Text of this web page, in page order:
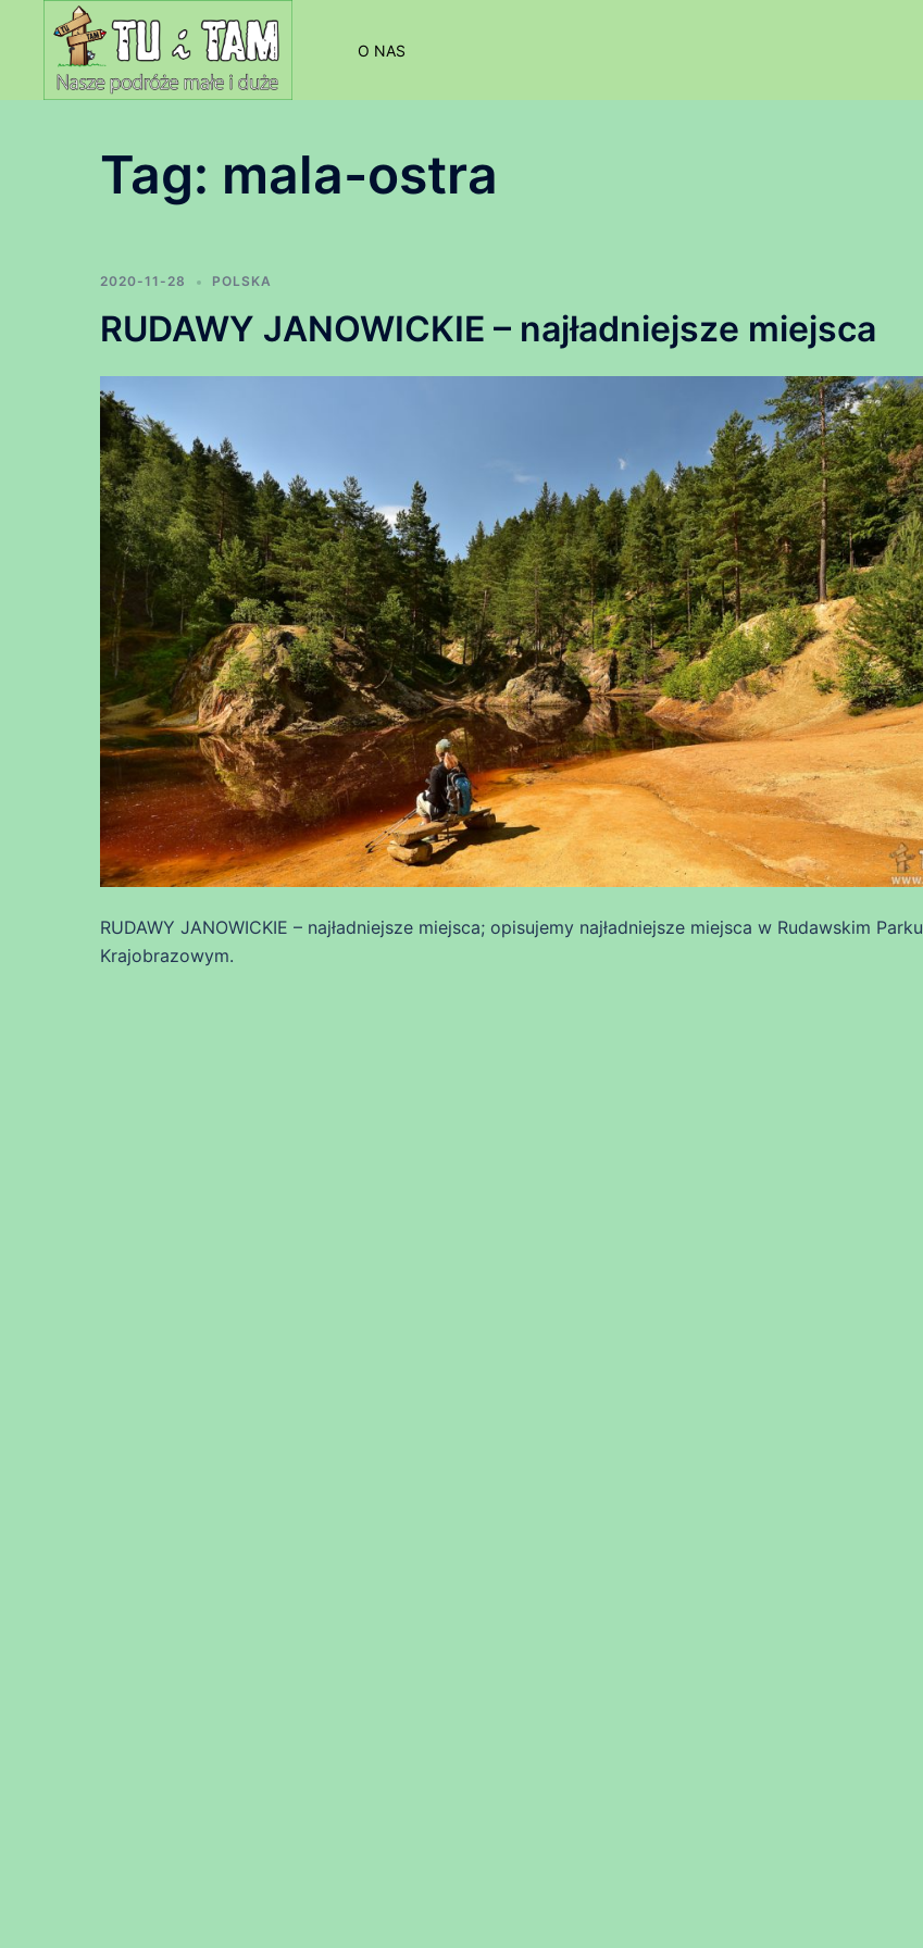
O NAS
Tag: mala-ostra
2020-11-28 POLSKA
RUDAWY JANOWICKIE – najładniejsze miejsca
RUDAWY JANOWICKIE – najładniejsze miejsca; opisujemy najładniejsze miejsca w Rudawskim Parku
Krajobrazowym.